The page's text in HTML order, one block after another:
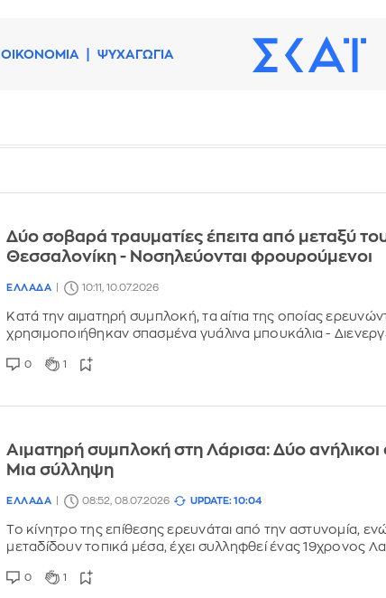
ΟΙΚΟΝΟΜΙΑ ΨΥΧΑΓΩΓΙΑ
Δύο σοβαρά τραυματίες έπειτα από μεταξύ
Θεσσαλονίκη - Νοσηλεύονται φρουρούμενοι
ΕΛΛΑΔΑ 10:11, 10.07.2026
Kατά την αιματηρή συμπλοκή, τα αίτια της οποίας
χρησιμοποιήθηκαν σπασμένα γυάλινα μπουκάλια -
0 1
Αιματηρή συμπλοκή στη Λάρισα: Δύο
Μια σύλληψη
ΕΛΛΑΔΑ 08:52, 08.07.2026 UPDATE: 10:04
Το κίνητρο της επίθεσης ερευνάται από την αστυνομία,
μεταδίδουν τοπικά μέσα, έχει συλληφθεί ένας 19χρονος
0 1